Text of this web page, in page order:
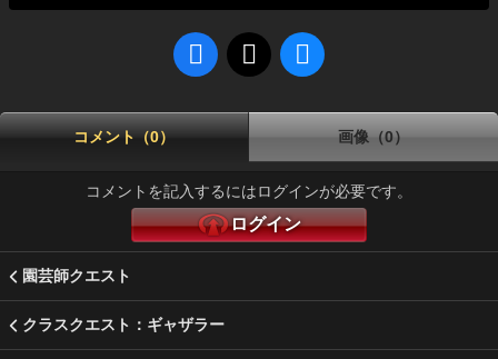
コメント（0） 画像（0）
コメントを記入するにはログインが必要です。
ログイン
園芸師クエスト
クラスクエスト：ギャザラー